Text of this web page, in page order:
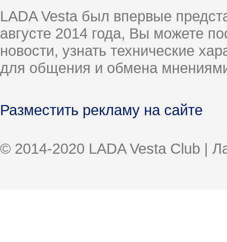
LADA Vesta был впервые
августе 2014 года, Вы можете
новости, узнать технические
для общения и обмена
Разместить рекламу на сайте
© 2014-2020 LADA Vesta Club |